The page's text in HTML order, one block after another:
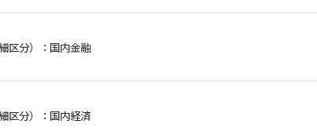
区分）：国内金融
区分）：国内経済